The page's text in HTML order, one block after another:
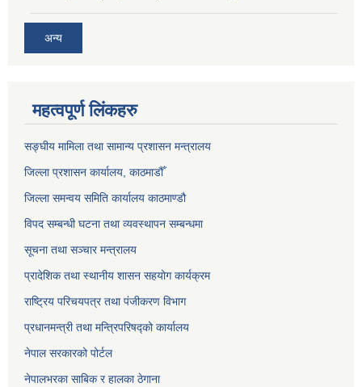
अन्य
महत्वपूर्ण लिंकहरु
सङ्‍घीय मामिला तथा सामान्य प्रशासन मन्त्रालय
जिल्ला प्रशासन कार्यालय, काठमाडौँ
जिल्ला समन्वय समिति कार्यालय काठमाण्ड‌ौ
विपद सम्बन्धी घटना तथा व्यवस्थापन सम्बन्धमा
सूचना तथा सञ्चार मन्त्रालय
प्रादेशिक तथा स्थानीय शासन सहयोग कार्यक्रम
राष्ट्रिय परिचयपत्र तथा पंजीकरण विभाग
प्रधानमन्त्री तथा मन्त्रिपरिषद्को कार्यालय
नेपाल सरकारको पोर्टल
नेपालभरका साबिक र हालका ठेगाना